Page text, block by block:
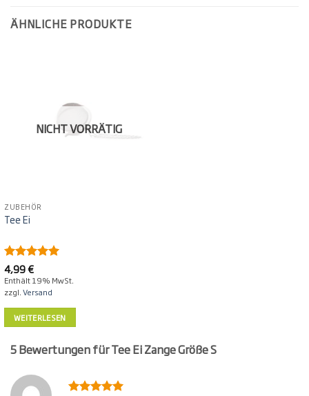
ÄHNLICHE PRODUKTE
NICHT VORRÄTIG
ZUBEHÖR
Tee Ei
Bewertet
mit5von
5
4,99€
Enthält 19% MwSt.
zzgl.Versand
WEITERLESEN
5 Bewertungen fürTee Ei Zange Größe S